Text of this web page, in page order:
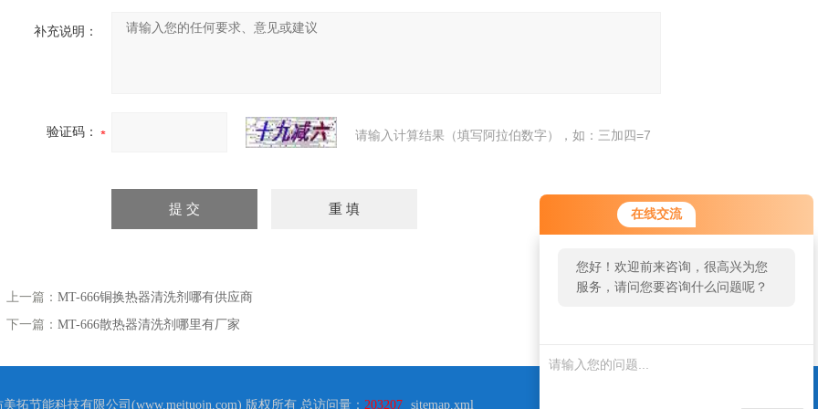
在线交流
您好！欢迎前来咨询，很高兴为您
服务，请问您要咨询什么问题呢？
补充说明：
验证码： 请输入计算结果（填写阿拉伯数字），如：三加四=7
上一篇： MT-666铜换热器清洗剂哪有供应商
下一篇： MT-666散热器清洗剂哪里有厂家
拓节能科技有限公司(www.meituojn.com) 版权所有 总访问量： 203207 sitemap.xml